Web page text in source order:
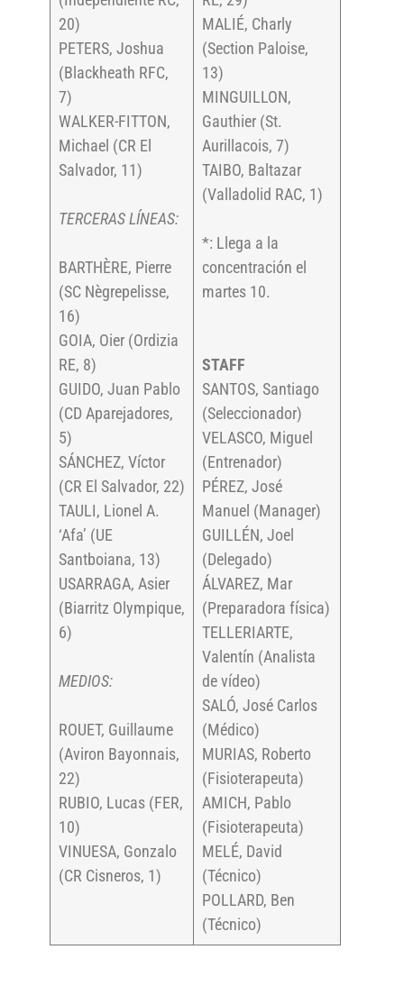
20)
PETERS, Joshua
(Blackheath RFC,
7)
WALKER-FITTON,
Michael (CR El
Salvador, 11)
TERCERAS LÍNEAS:
BARTHÈRE, Pierre
(SC Nègrepelisse,
16)
GOIA, Oier (Ordizia
RE, 8)
GUIDO, Juan Pablo
(CD Aparejadores,
5)
SÁNCHEZ, Víctor
(CR El Salvador, 22)
TAULI, Lionel A.
‘Afa’ (UE
Santboiana, 13)
USARRAGA, Asier
(Biarritz Olympique,
6)
MEDIOS:
ROUET, Guillaume
(Aviron Bayonnais,
22)
RUBIO, Lucas (FER,
10)
VINUESA, Gonzalo
(CR Cisneros, 1)
MALIÉ, Charly
(Section Paloise,
13)
MINGUILLON,
Gauthier (St.
Aurillacois, 7)
TAIBO, Baltazar
(Valladolid RAC, 1)
*: Llega a la
concentración el
martes 10.
STAFF
SANTOS, Santiago
(Seleccionador)
VELASCO, Miguel
(Entrenador)
PÉREZ, José
Manuel (Manager)
GUILLÉN, Joel
(Delegado)
ÁLVAREZ, Mar
(Preparadora física)
TELLERIARTE,
Valentín (Analista
de vídeo)
SALÓ, José Carlos
(Médico)
MURIAS, Roberto
(Fisioterapeuta)
AMICH, Pablo
(Fisioterapeuta)
MELÉ, David
(Técnico)
POLLARD, Ben
(Técnico)